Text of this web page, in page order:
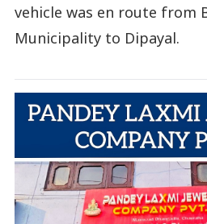
vehicle was en route from
Municipality to Dipayal.